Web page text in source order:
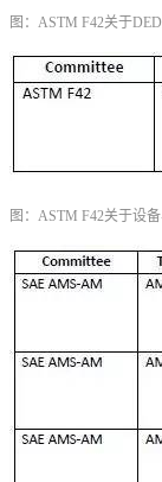
图：ASTM F42关于
图：ASTM F42关于设